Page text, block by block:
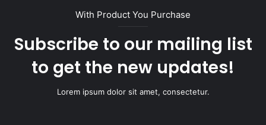
With Product You Purchase
Subscribe to our mailing list
to get the new updates!
Lorem ipsum dolor sit amet, consectetur.